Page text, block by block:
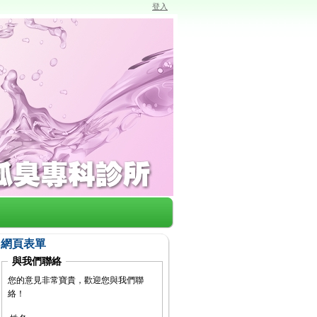
登入
網頁表單
與我們聯絡
您的意見非常寶貴，歡迎您與我們聯
絡！